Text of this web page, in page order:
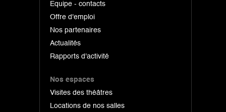
Equipe - contacts
Offre d'emploi
Nos partenaires
Actualités
Rapports d'activité
Nos espaces
Visites des théâtres
Locations de nos salles